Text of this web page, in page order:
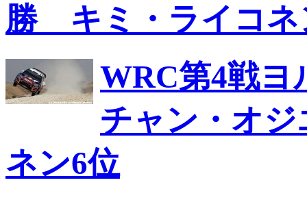
勝 キミ・ライコネ
WRC第4戦ヨ
チャン・オ
ネン6位